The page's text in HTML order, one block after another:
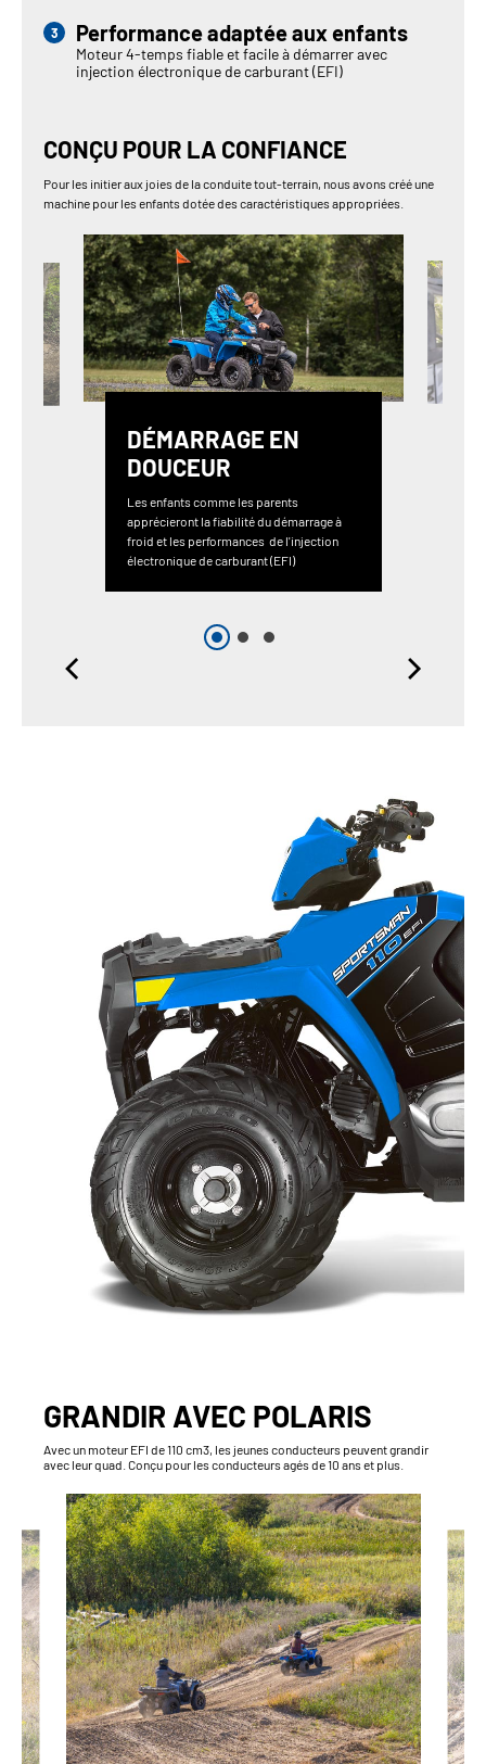
Performance adaptée aux enfants
Moteur 4-temps fiable et facile à démarrer avec
injection électronique de carburant (EFI)
CONÇU POUR LA CONFIANCE
Pour les initier aux joies de la conduite tout-terrain, nous avons créé une
machine pour les enfants dotée des caractéristiques appropriées.
DÉMARRAGE EN
DOUCEUR
Les enfants comme les parents
apprécieront la fiabilité du démarrage à
froid et les performances de l'injection
électronique de carburant (EFI)
GRANDIR AVEC POLARIS
Avec un moteur EFI de 110 cm3, les jeunes conducteurs peuvent grandir
avec leur quad. Conçu pour les conducteurs agés de 10 ans et plus.